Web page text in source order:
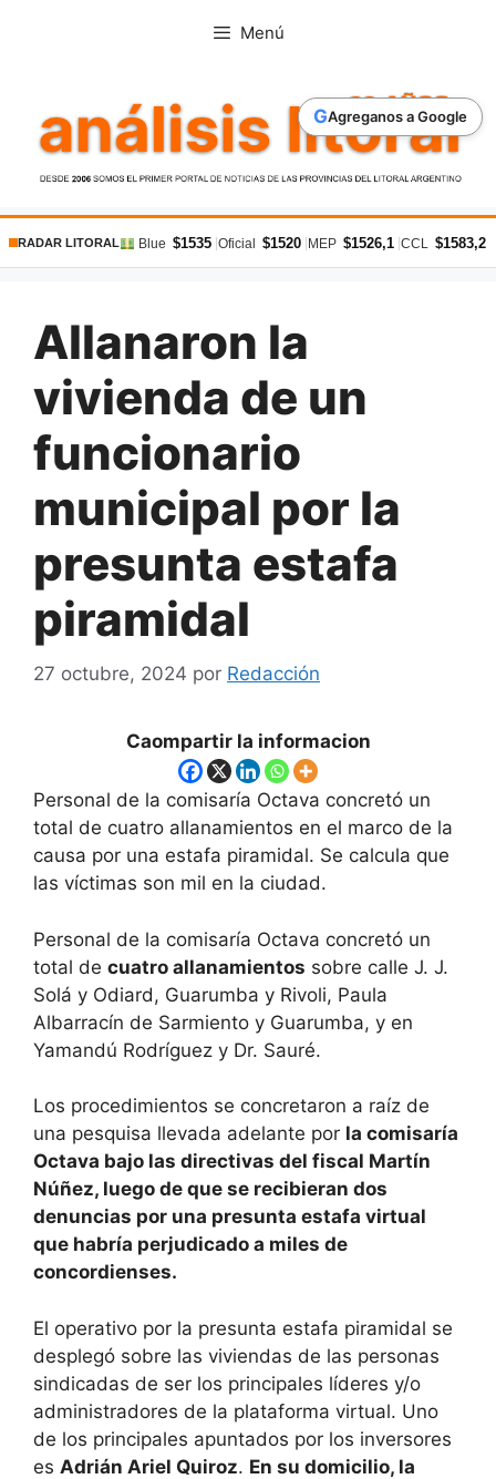
GAgreganos a Google
Menú
RADAR LITORAL Blue $1535 Oficial $1520 MEP $1526,1 CCL $1583,2
Allanaron la
vivienda de un
funcionario
municipal por la
presunta estafa
piramidal
27 octubre, 2024 por Redacción
Caompartir la informacion
Personal de la comisaría Octava concretó un
total de cuatro allanamientos en el marco de la
causa por una estafa piramidal. Se calcula que
las víctimas son mil en la ciudad.
Personal de la comisaría Octava concretó un
total de cuatro allanamientos sobre calle J. J.
Solá y Odiard, Guarumba y Rivoli, Paula
Albarracín de Sarmiento y Guarumba, y en
Yamandú Rodríguez y Dr. Sauré.
Los procedimientos se concretaron a raíz de
una pesquisa llevada adelante por la comisaría
Octava bajo las directivas del fiscal Martín
Núñez, luego de que se recibieran dos
denuncias por una presunta estafa virtual
que habría perjudicado a miles de
concordienses.
El operativo por la presunta estafa piramidal se
desplegó sobre las viviendas de las personas
sindicadas de ser los principales líderes y/o
administradores de la plataforma virtual. Uno
de los principales apuntados por los inversores
es Adrián Ariel Quiroz. En su domicilio, la